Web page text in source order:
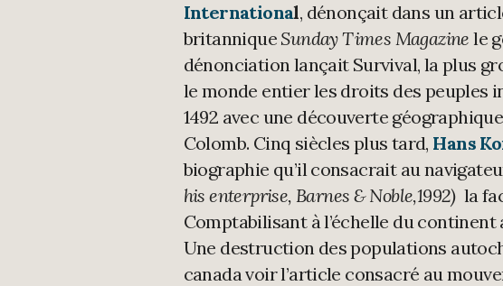
International, dénonçait dans un
britannique Sunday Times Magazine le
dénonciation lançait Survival, la plus
le monde entier les droits des peuples
1492 avec une découverte
Colomb. Cinq siècles plus tard, Hans
biographie qu’il consacrait au
his enterprise, Barnes & Noble,1992) la
Comptabilisant à l’échelle du
Une destruction des populations
canada voir l’article consacré au